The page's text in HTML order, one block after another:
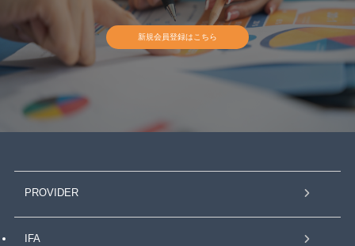
新規会員登録はこちら
PROVIDER
IFA